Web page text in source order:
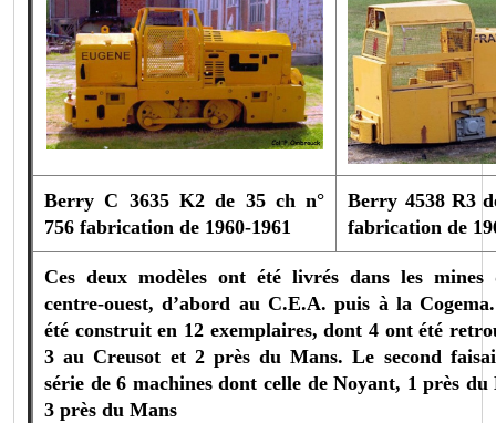
Berry C 3635 K2 de 35 ch n°
756 fabrication de 1960-1961
Berry 4538 R3
fabrication de
Ces deux modèles ont été livrés dans les mines
centre-ouest, d’abord au C.E.A. puis à la
été construit en 12 exemplaires, dont 4 ont été
3 au Creusot et 2 près du Mans.Le second
série de 6 machines dont celle de Noyant, 1 près
3 près du Mans